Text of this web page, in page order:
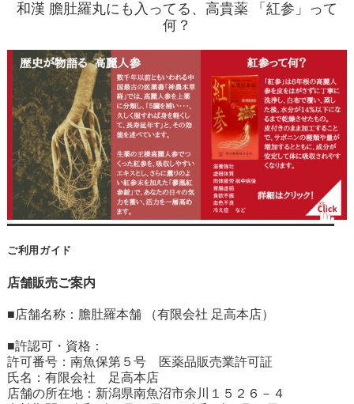
和漢 膽肚羅丸にも入ってる、高貴薬 「紅参」って
何？
ご利用ガイド
店舗販売ご案内
■店舗名称：膽肚羅本舗 （有限会社 足高本店）
■許認可・資格：
許可番号：南魚保第５号 医薬品販売業許可証
氏名：有限会社 足高本店
店舗の所在地：新潟県南魚沼市余川１５２６－４